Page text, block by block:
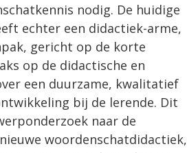
nodig. De huidige
echter een didactiek-arme,
gericht op de korte
op de didactische en
een duurzame, kwalitatief
bij de lerende. Dit
naar de
woordenschatdidactiek,